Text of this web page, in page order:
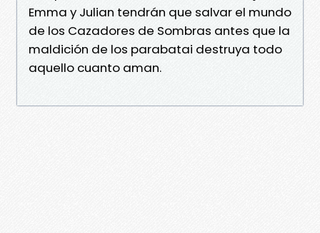
Emma y Julian tendrán que salvar el mundo
de los Cazadores de Sombras antes que la
maldición de los parabatai destruya todo
aquello cuanto aman.